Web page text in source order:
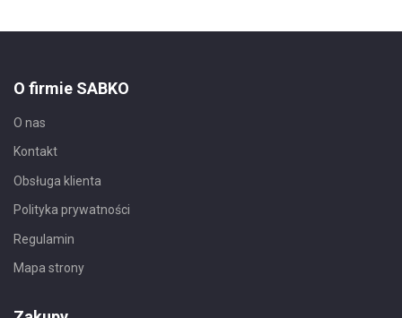
O firmie SABKO
O nas
Kontakt
Obsługa klienta
Polityka prywatności
Regulamin
Mapa strony